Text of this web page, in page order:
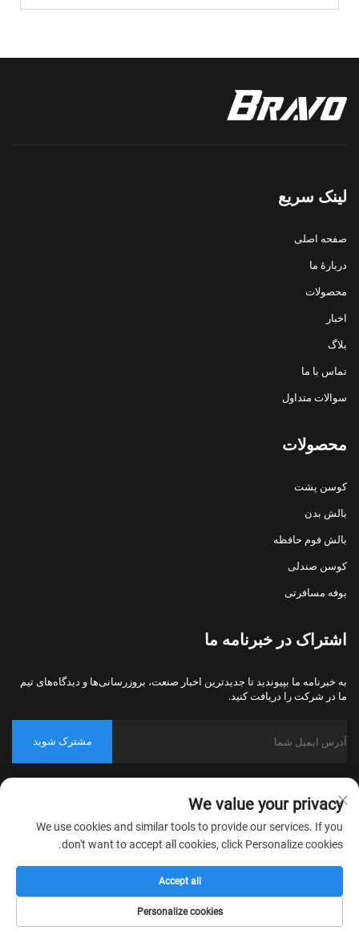
لینک سریع
صفحه اصلی
دربارهٔ ما
محصولات
اخبار
بلاگ
تماس با ما
سوالات متداول
محصولات
کوسن پشت
بالش بدن
بالش فوم حافظه
کوسن صندلی
بوفه مسافرتی
اشتراک در خبرنامه ما
به خبرنامه ما بپیوندید تا جدیدترین اخبار صنعت، بروزرسانی‌ها و دیدگاه‌های تیم
ما در شرکت را دریافت کنید.
مشترک شوید
حقوق محفوظ است.
سیاست حفظ حریم خصوصی
We value your privacy
We use cookies and similar tools to provide our services. If you
don't want to accept all cookies, click Personalize cookies.
Personalize cookies
Accept all